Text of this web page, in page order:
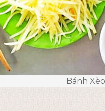
Bánh